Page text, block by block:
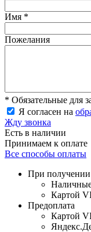
Имя *
Пожелания
* Обязательные для
Я согласен на
Жду звонка
Есть в наличии
Принимаем к оплате
Все способы оплаты
При получении
Картой
Предоплата
Картой